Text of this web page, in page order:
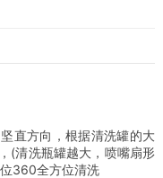
直方向，根据清洗罐的大
(清洗瓶罐越大，喷嘴扇形
360全方位清洗